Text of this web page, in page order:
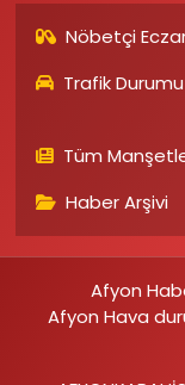
Nöbetçi
Trafik Durumu
Tüm
Haber Arşivi
Afyon
Afyon Hava